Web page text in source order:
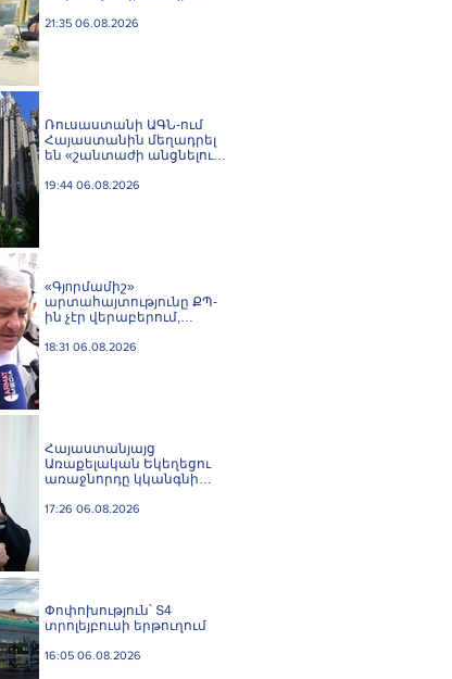
հումանիտար
21:35 06.08.2026
Ռուսաստանի ԱԳՆ-ում
Հայաստանին մեղադրել
են «շանտաժի անցնելու
19:44 06.08.2026
«Գյnրմամիշ»
արտահայտությունը ՔՊ-
ին չէր վերաբերում,
խլnղներին էր
18:31 06.08.2026
Հայաստանյայց
Առաքելական Եկեղեցու
առաջնորդը կկանգնի
կառավարության հետ
17:26 06.08.2026
Փոփոխություն՝ Տ4
տրոլեյբուսի երթուղում
16:05 06.08.2026